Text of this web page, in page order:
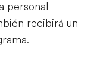
personal
recibirá un